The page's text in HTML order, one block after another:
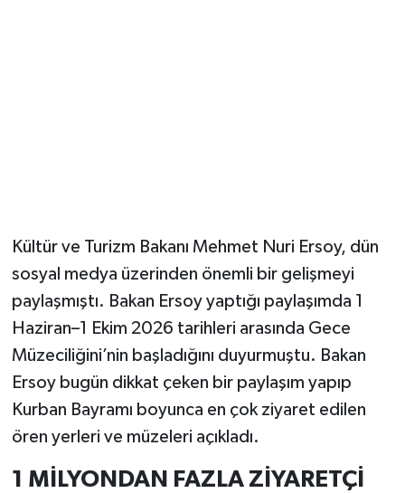
Kültür ve Turizm Bakanı Mehmet Nuri Ersoy, dün
sosyal medya üzerinden önemli bir gelişmeyi
paylaşmıştı. Bakan Ersoy yaptığı paylaşımda 1
Haziran–1 Ekim 2026 tarihleri arasında Gece
Müzeciliğini’nin başladığını duyurmuştu. Bakan
Ersoy bugün dikkat çeken bir paylaşım yapıp
Kurban Bayramı boyunca en çok ziyaret edilen
ören yerleri ve müzeleri açıkladı.
1 MİLYONDAN FAZLA ZİYARETÇİ